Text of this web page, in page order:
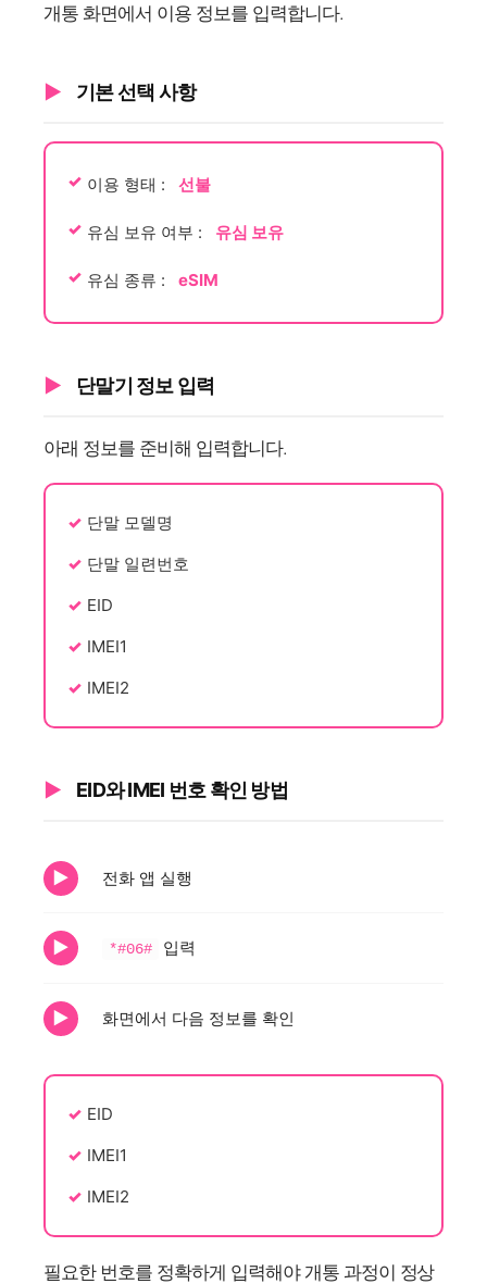
개통 화면에서 이용 정보를 입력합니다.
기본 선택 사항
이용 형태 : 선불
유심 보유 여부 : 유심 보유
유심 종류 : eSIM
단말기 정보 입력
아래 정보를 준비해 입력합니다.
단말 모델명
단말 일련번호
EID
IMEI1
IMEI2
EID와 IMEI 번호 확인 방법
전화 앱 실행
*#06# 입력
화면에서 다음 정보를 확인
EID
IMEI1
IMEI2
필요한 번호를 정확하게 입력해야 개통 과정이 정상